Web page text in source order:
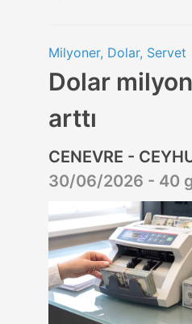
Milyoner, Dolar, Servet
Dolar
arttı
CENEVRE -
30/06/2026 - 40